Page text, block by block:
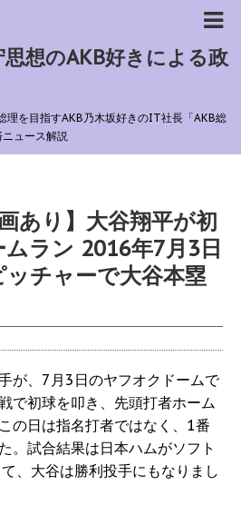
想のAKB好きによる政
理を目指すAKB乃木坂好きのIT社長「AKB総
ュース解説
あり】大谷翔平が初
ラン 2016年7月3日
ッチャーで大谷本塁
が、7月3日のヤフオクドームで
で初球を叩き、先頭打者ホーム
の日は指名打者ではなく、1番
。試合結果は日本ハムがソフト
、大谷は勝利投手にもなりまし